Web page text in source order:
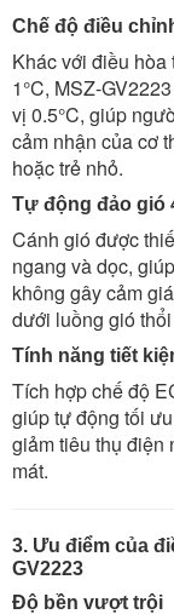
Chế độ điều
Khác với điều
1°C, MSZ-
vị 0.5°C, giúp
cảm nhận của cơ
hoặc trẻ nhỏ.
Tự động đảo gió
Cánh gió được
ngang và dọc,
không gây cảm
dưới luồng gió
Tính năng tiết
Tích hợp chế độ
giúp tự động tối
giảm tiêu thụ điện
mát.
3. Ưu điểm của
GV2223
Độ bền vượt trội